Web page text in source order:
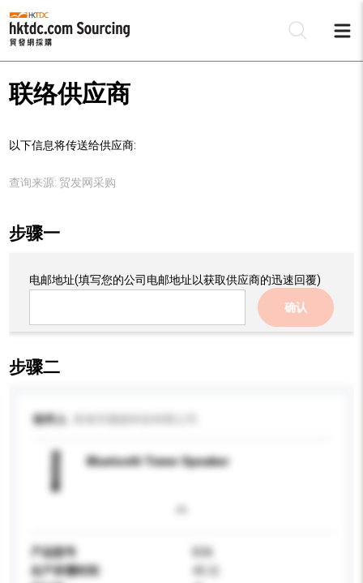
联络供应商
以下信息将传送给供应商:
查询来源: 贸发网采购
步骤一
电邮地址(填写您的公司电邮地址以获取供应商的迅速回覆)
确认
步骤二
收件人
Bluetooth Tower Speaker
产品型号
B36
生产所需时间
45 日